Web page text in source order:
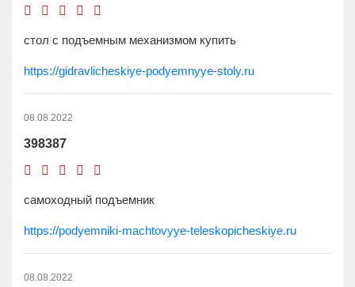
стол с подъемным механизмом купить
https://gidravlicheskiye-podyemnyye-stoly.ru
08.08.2022
398387
самоходный подъемник
https://podyemniki-machtovyye-teleskopicheskiye.ru
08.08.2022